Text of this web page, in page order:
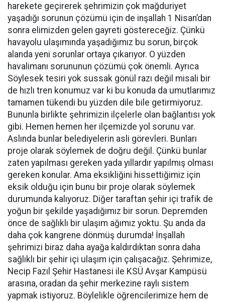
harekete geçirerek şehrimizin çok mağduriyet
yaşadığı sorunun çözümü için de inşallah 1 Nisan’dan
sonra elimizden gelen gayreti göstereceğiz. Çünkü
havayolu ulaşımında yaşadığımız bu sorun, birçok
alanda yeni sorunlar ortaya çıkarıyor. O yüzden
havalimanı sorununun çözümü çok önemli. Ayrıca
Söylesek tesiri yok sussak gönül razı değil misali bir
de hızlı tren konumuz var ki bu konuda da umutlarımız
tamamen tükendi bu yüzden dile bile getirmiyoruz.
Bununla birlikte şehrimizin ilçelerle olan bağlantısı yok
gibi. Hemen hemen her ilçemizde yol sorunu var.
Aslında bunlar belediyelerin asli görevleri. Bunları
proje olarak söylemek de doğru değil. Çünkü bunlar
zaten yapılması gereken yada yıllardır yapılmış olması
gereken konular. Ama eksikliğini hissettiğimiz için
eksik olduğu için bunu bir proje olarak söylemek
durumunda kalıyoruz. Diğer taraftan şehir içi trafik de
yoğun bir şekilde yaşadığımız bir sorun. Depremden
önce de sağlıklı bir ulaşım ağımız yoktu. Şu anda da
daha çok kangrene dönmüş durumda! İnşallah
şehrimizi biraz daha ayağa kaldırdıktan sonra daha
sağlıklı bir şehir içi ulaşım için çalışacağız. Şehrimize,
Necip Fazıl Şehir Hastanesi ile KSÜ Avşar Kampüsü
arasına, oradan da şehir merkezine raylı sistem
yapmak istiyoruz. Böylelikle öğrencilerimize hem de